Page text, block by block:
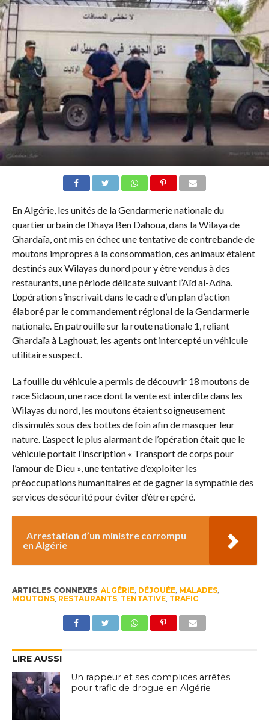
En Algérie, les unités de la Gendarmerie nationale du
quartier urbain de Dhaya Ben Dahoua, dans la Wilaya de
Ghardaïa, ont mis en échec une tentative de contrebande de
moutons impropres à la consommation, ces animaux étaient
destinés aux Wilayas du nord pour y être vendus à des
restaurants, une période délicate suivant l’Aïd al-Adha.
L’opération s’inscrivait dans le cadre d’un plan d’action
élaboré par le commandement régional de la Gendarmerie
nationale. En patrouille sur la route nationale 1, reliant
Ghardaïa à Laghouat, les agents ont intercepté un véhicule
utilitaire suspect.
La fouille du véhicule a permis de découvrir 18 moutons de
race Sidaoun, une race dont la vente est interdite dans les
Wilayas du nord, les moutons étaient soigneusement
dissimulés sous des bottes de foin afin de masquer leur
nature. L’aspect le plus alarmant de l’opération était que le
véhicule portait l’inscription « Transport de corps pour
l’amour de Dieu », une tentative d’exploiter les
préoccupations humanitaires et de gagner la sympathie des
services de sécurité pour éviter d’être repéré.
Arrestation d’un ministre corrompu
en Algérie
ARTICLES CONNEXES ALGÉRIE, DÉJOUÉE, MALADES,
MOUTONS, RESTAURANTS, TENTATIVE, TRAFIC
LIRE AUSSI
Un rappeur et ses complices arrêtés
pour trafic de drogue en Algérie